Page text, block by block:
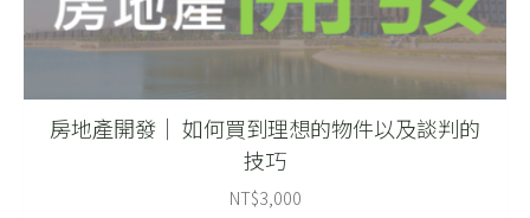
房地產開發｜ 如何買到理想的物件以及談判的
技巧
NT$3,000